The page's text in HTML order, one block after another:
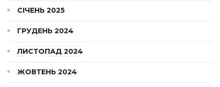
СІЧЕНЬ 2025
ГРУДЕНЬ 2024
ЛИСТОПАД 2024
ЖОВТЕНЬ 2024